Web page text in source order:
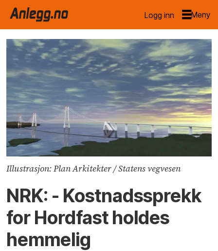
Logg inn
Illustrasjon: Plan Arkitekter / Statens vegvesen
NRK: - Kostnadssprekk
for Hordfast holdes
hemmelig